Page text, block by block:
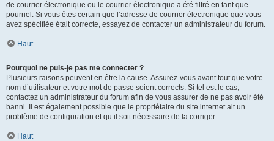
de courrier électronique ou le courrier électronique a été filtré en tant que
pourriel. Si vous êtes certain que l’adresse de courrier électronique que vous
avez spécifiée était correcte, essayez de contacter un administrateur du forum.
Haut
Pourquoi ne puis-je pas me connecter ?
Plusieurs raisons peuvent en être la cause. Assurez-vous avant tout que votre
nom d’utilisateur et votre mot de passe soient corrects. Si tel est le cas,
contactez un administrateur du forum afin de vous assurer de ne pas avoir été
banni. Il est également possible que le propriétaire du site internet ait un
problème de configuration et qu’il soit nécessaire de la corriger.
Haut